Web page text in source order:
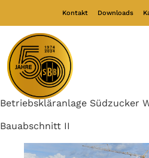
Kontakt Downloads
Betriebskläranlage Südzucker
Bauabschnitt II